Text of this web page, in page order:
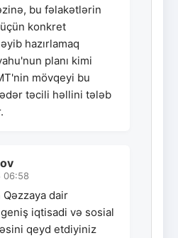
bu fəlakətlərin
üçün konkret
hazırlamaq
planı kimi
mövqeyi bu
təcili həllini tələb
06:58
dair
geniş iqtisadi və sosial
qeyd etdiyiniz